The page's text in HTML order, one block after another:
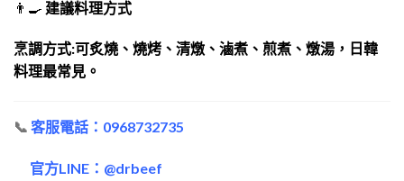
👨‍🍳 建議料理方式
烹調方式:可炙燒、燒烤、清燉、滷煮、煎煮、燉湯，日韓
料理最常見。
📞 客服電話：0968732735
官方LINE：@drbeef